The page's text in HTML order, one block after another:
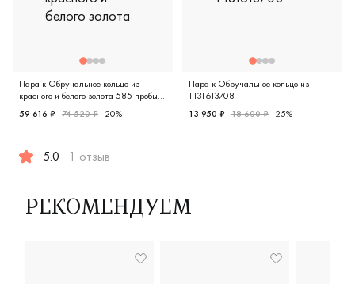
Пара к Обручальное кольцо из
красного и белого золота 585 пробы
59 616 ₽ 74 520 ₽ 20%
5.0 1 отзыв
Пара к Обручальное кольцо из
Т131613708
13 950 ₽ 18 600 ₽ 25%
РЕКОМЕНДУЕМ